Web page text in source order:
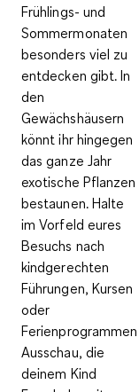
Frühlings- und
Sommermonaten
besonders viel zu
entdecken gibt. In
den
Gewächshäusern
könnt ihr hingegen
das ganze Jahr
exotische Pflanzen
bestaunen. Halte
im Vorfeld eures
Besuchs nach
kindgerechten
Führungen, Kursen
oder
Ferienprogrammen
Ausschau, die
deinem Kind